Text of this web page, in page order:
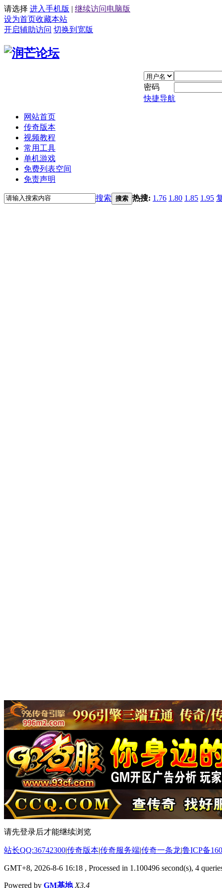
请选择 进入手机版 | 继续访问电脑版
设为首页收藏本站
开启辅助访问 切换到宽版
密码
快捷导航
网站首页
传奇版本
视频教程
常用工具
单机游戏
免费列表空间
免责声明
搜索 搜索 热搜: 1.76 1.80 1.85 1.95
请先登录后才能继续浏览
站长QQ:36742300|传奇版本|传奇服务端|传奇一条龙|鲁ICP备
GMT+8, 2026-8-6 16:18 , Processed in 1.100496 second(s), 4
Powered by GM基地 X3.4